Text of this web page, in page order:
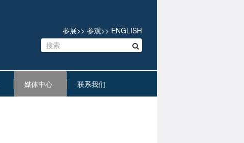
参展>> 参观>> ENGLISH
媒体中心 联系我们